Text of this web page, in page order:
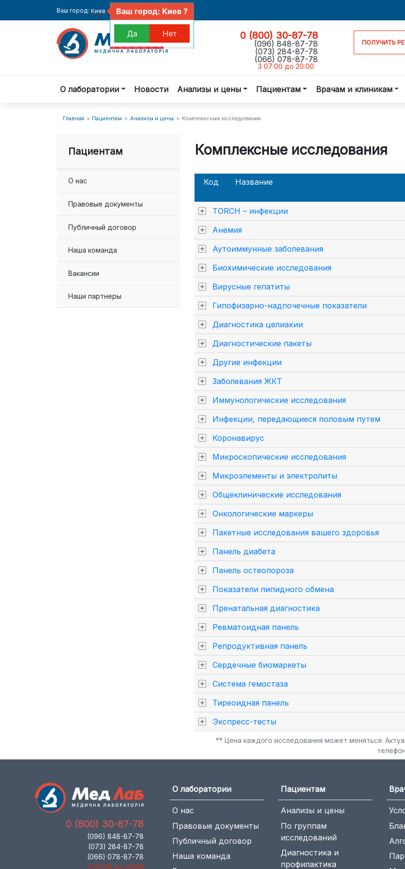
Ваш город: Киев
0 (800) 30-87-78
(096) 848-87-78
(073) 284-87-78
(066) 078-87-78
З 07:00 до 20:00
ПОЛУЧИТЬ
О лаборатории Новости Анализы и цены Пациентам Врачам и клиникам
Главная Пациентам Анализы и цены Комплексные исследования
Пациентам
О нас
Правовые документы
Публичный договор
Наша команда
Вакансии
Наши партнеры
Комплексные исследования
Код Название
TORCH – инфекции
Анемия
Аутоиммунные заболевания
Биохимические исследования
Вирусные гепатиты
Гипофизарно-надпочечные показатели
Диагностика целиакии
Диагностические пакеты
Другие инфекции
Заболевания ЖКТ
Иммунологические исследования
Инфекции, передающиеся половым путем
Коронавирус
Микроскопические исследования
Микроэлементы и электролиты
Общеклинические исследования
Онкологические маркеры
Пакетные исследования вашего здоровья
Панель диабета
Панель остеопороза
Показатели липидного обмена
Пренатальная диагностика
Ревматоидная панель
Репродуктивная панель
Сердечные биомаркеты
Система гемостаза
Тиреоидная панель
Экспресс-тесты
** Цена каждого исследования может меняться.
0 (800) 30-87-78
(096) 848-87-78
(073) 284-87-78
(066) 078-87-78
З 07:00 до 20:00
О лаборатории
О нас
Правовые документы
Публичный договор
Наша команда
Пациентам
Анализы и цены
По группам
исследований
Диагностика и
профилактика
Ваш город: Киев ?
Да Нет